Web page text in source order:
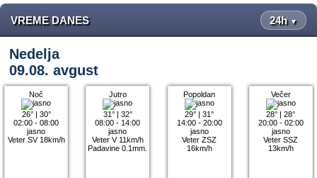
VREME DANES 24h ▼
Nedelja
09.08. avgust
Noč
26°| 30°
02:00 - 08:00
jasno
Veter SV 18km/h
Jutro
31°| 32°
08:00 - 14:00
jasno
Veter V 11km/h
Padavine 0.1mm.
Popoldan
29° |31°
14:00 - 20:00
jasno
Veter ZSZ
16km/h
Večer
28° |28°
20:00 - 02:00
jasno
Veter SSZ
13km/h